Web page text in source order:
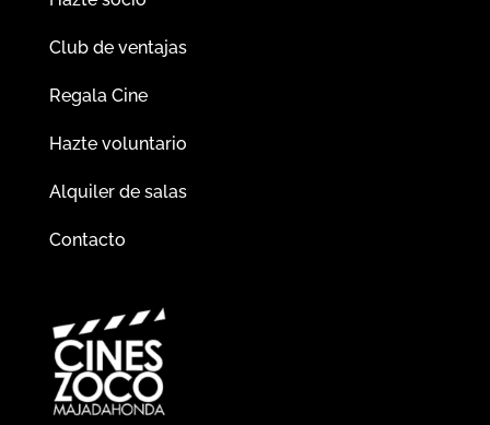
Club de ventajas
Regala Cine
Hazte voluntario
Alquiler de salas
Contacto